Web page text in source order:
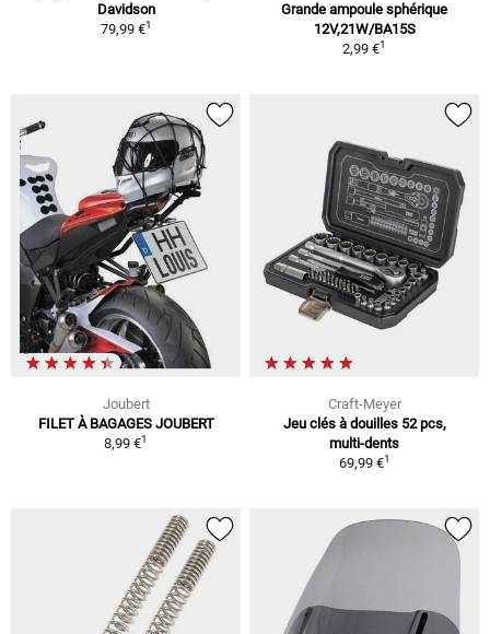
Davidson
79,99 €1
Grande ampoule sphérique
12V,21W/BA15S
2,99 €1
Joubert
FILET À BAGAGES JOUBERT
8,99 €1
Craft-Meyer
Jeu clés à douilles 52 pcs,
multi-dents
69,99 €1